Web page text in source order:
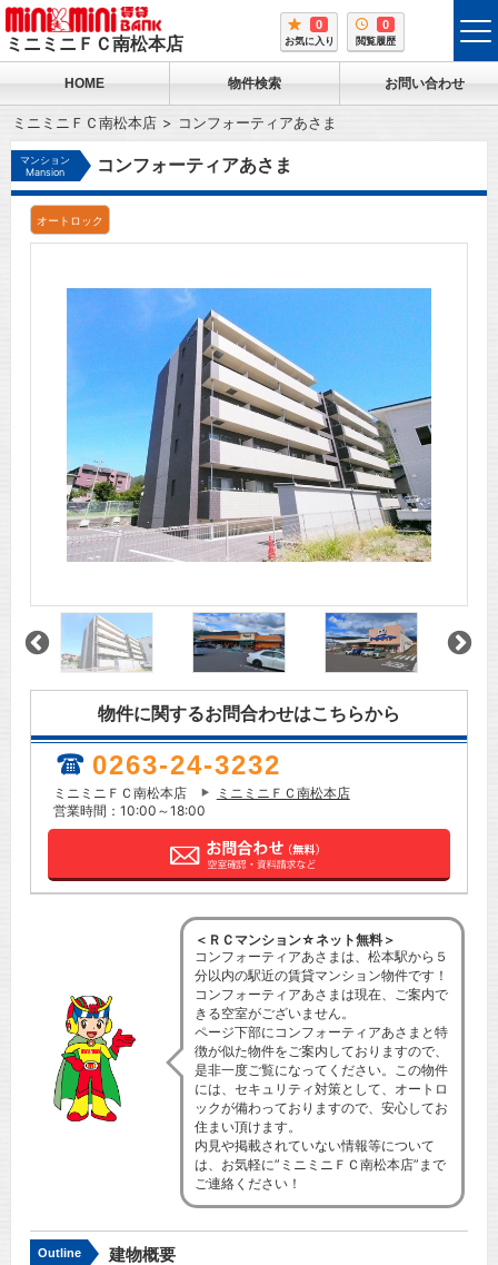
ミニミニＦＣ南松本店
0
お気に入り
0
閲覧履歴
HOME 物件検索 お問い合わせ
ミニミニＦＣ南松本店 コンフォーティアあさま
マンション
Mansion
コンフォーティアあさま
オートロック
物件に関するお問合わせはこちらから
0263-24-3232
ミニミニＦＣ南松本店
ミニミニＦＣ南松本店
営業時間：10:00～18:00
＜ＲＣマンション☆ネット無料＞
コンフォーティアあさまは、松本駅から５
分以内の駅近の賃貸マンション物件です！
コンフォーティアあさまは現在、ご案内で
きる空室がございません。
ページ下部にコンフォーティアあさまと特
徴が似た物件をご案内しておりますので、
是非一度ご覧になってください。この物件
には、セキュリティ対策として、オートロ
ックが備わっておりますので、安心してお
住まい頂けます。
内見や掲載されていない情報等について
は、お気軽に”ミニミニＦＣ南松本店”まで
ご連絡ください！
Outline 建物概要